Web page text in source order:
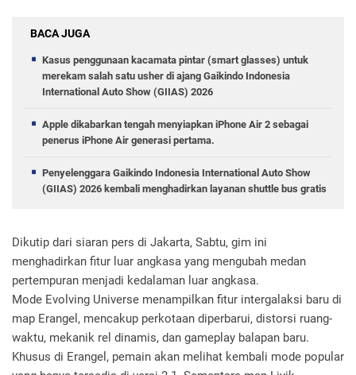
BACA JUGA
Kasus penggunaan kacamata pintar (smart glasses) untuk
merekam salah satu usher di ajang Gaikindo Indonesia
International Auto Show (GIIAS) 2026
Apple dikabarkan tengah menyiapkan iPhone Air 2 sebagai
penerus iPhone Air generasi pertama.
Penyelenggara Gaikindo Indonesia International Auto Show
(GIIAS) 2026 kembali menghadirkan layanan shuttle bus gratis
Dikutip dari siaran pers di Jakarta, Sabtu, gim ini
menghadirkan fitur luar angkasa yang mengubah medan
pertempuran menjadi kedalaman luar angkasa.
Mode Evolving Universe menampilkan fitur intergalaksi baru di
map Erangel, mencakup perkotaan diperbarui, distorsi ruang-
waktu, mekanik rel dinamis, dan gameplay balapan baru.
Khusus di Erangel, pemain akan melihat kembali mode popular